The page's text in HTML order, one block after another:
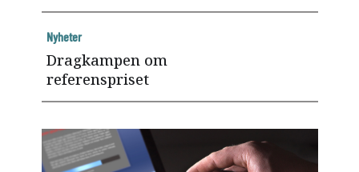
Dragkampen om
referenspriset
Nyheter